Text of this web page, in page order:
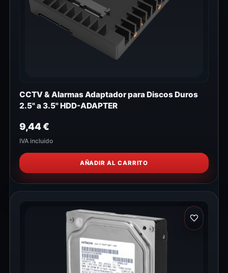
CCTV & Alarmas Adaptador para Discos Duros
2.5" a 3.5" HDD-ADAPTER
9,44€
IVA incluido
AÑADIR AL CARRITO